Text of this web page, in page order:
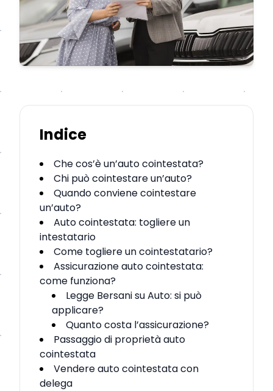
Indice
Che cos’è un’auto cointestata?
Chi può cointestare un’auto?
Quando conviene cointestare
un’auto?
Auto cointestata: togliere un
intestatario
Come togliere un cointestatario?
Assicurazione auto cointestata:
come funziona?
Legge Bersani su Auto: si può
applicare?
Quanto costa l’assicurazione?
Passaggio di proprietà auto
cointestata
Vendere auto cointestata con
delega